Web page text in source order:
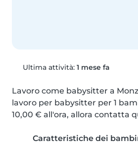
Ultima attività: 1 mese fa
Lavoro come babysitter a
lavoro per babysitter per 1
10,00 € all'ora, allora contatta
Caratteristiche dei